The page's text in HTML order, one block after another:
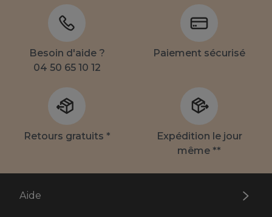
Besoin d'aide ?
04 50 65 10 12
Paiement sécurisé
Retours gratuits *
Expédition le jour
même **
Aide